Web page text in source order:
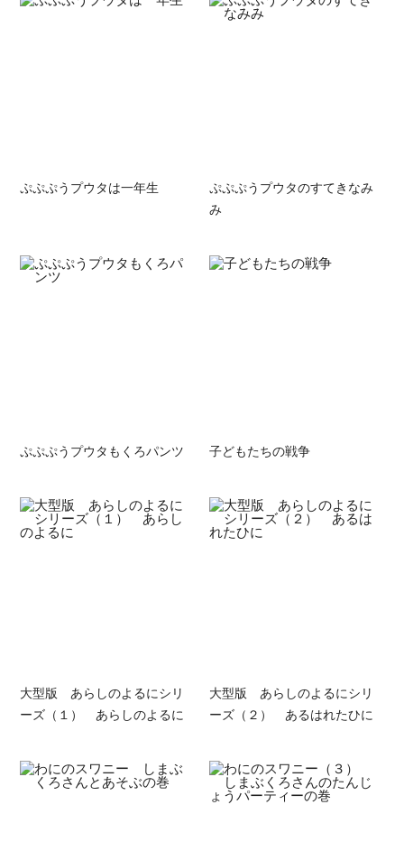
ぷぷぷうプウタは一年生
ぷぷぷうプウタのすてきなみ
み
ぷぷぷうプウタもくろパンツ 子どもたちの戦争
大型版 あらしのよるにシリ
ーズ（１） あらしのよるに
大型版 あらしのよるにシリ
ーズ（２） あるはれたひに